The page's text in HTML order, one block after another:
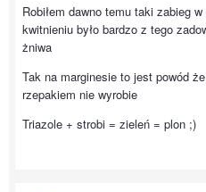
Robiłem dawno temu taki zabieg
kwitnieniu było bardzo z tego
żniwa
Tak na marginesie to jest powód
rzepakiem nie wyrobie
Triazole + strobi = zieleń = plon ;)